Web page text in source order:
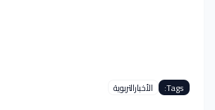
Tags: الأخبارالتربوية